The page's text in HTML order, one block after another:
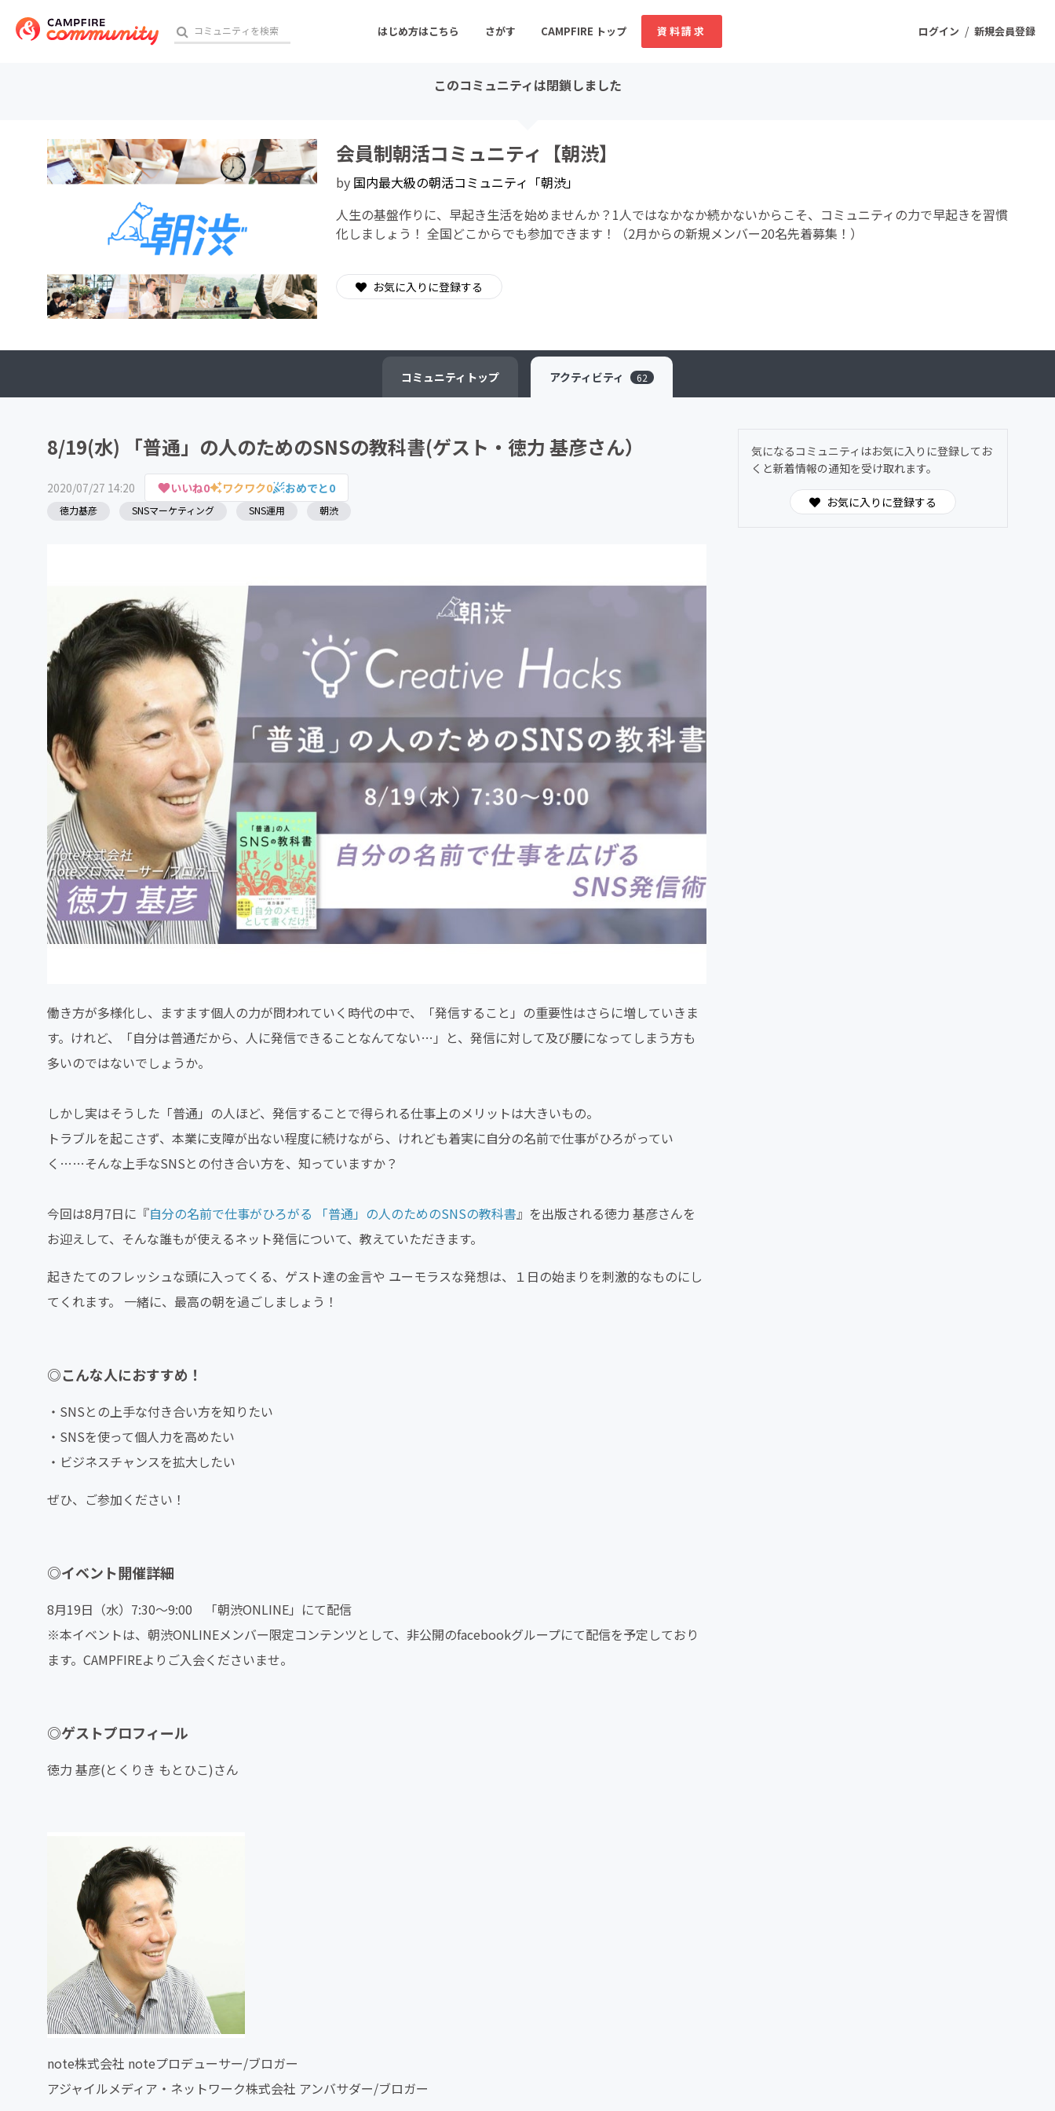
ログイン / 新規会員登録
はじめ方はこちら さがす CAMPFIRE トップ 資料請求
おすすめのコミュニティ
音楽
テクノロジー・ガジェット
ゲーム・サービス開発 フード・飲食店
ファッション
映像・映画
ビジネス・起業
ソーシャルグッド
チャレンジ
CAMPFIRE for Social Good CAMPFIRE Creation
このコミュニティは閉鎖しました
会員制朝活コミュニティ【朝渋】
by 国内最大級の朝活コミュニティ「朝渋」
人生の基盤作りに、早起き生活を始めませんか？1人ではなかなか続かないからこそ、コミュニティの力で早起きを習慣
化しましょう！ 全国どこからでも参加できます！（2月からの新規メンバー20名先着募集！）
お気に入りに登録する
コミュニティ トップ アクティビティ 62
8/19(水) 「普通」の人のためのSNSの教科書(ゲスト・徳力 基彦さん）
2020/07/27 14:20 いいね0 ワクワク0 おめでと0
徳力基彦 SNSマーケティング SNS運用 朝渋
働き方が多様化し、ますます個人の力が問われていく時代の中で、「発信すること」の重要性はさらに増していきま
す。けれど、「自分は普通だから、人に発信できることなんてない…」と、発信に対して及び腰になってしまう方も
多いのではないでしょうか。
しかし実はそうした「普通」の人ほど、発信することで得られる仕事上のメリットは大きいもの。
トラブルを起こさず、本業に支障が出ない程度に続けながら、けれども着実に自分の名前で仕事がひろがってい
く……そんな上手なSNSとの付き合い方を、知っていますか？
今回は8月7日に『自分の名前で仕事がひろがる 「普通」の人のためのSNSの教科書』を出版される徳力 基彦さんを
お迎えして、そんな誰もが使えるネット発信について、教えていただきます。
起きたてのフレッシュな頭に入ってくる、ゲスト達の金言や ユーモラスな発想は、１日の始まりを刺激的なものにし
てくれます。 一緒に、最高の朝を過ごしましょう！
◎こんな人におすすめ！
・SNSとの上手な付き合い方を知りたい
・SNSを使って個人力を高めたい
・ビジネスチャンスを拡大したい
ぜひ、ご参加ください！
◎イベント開催詳細
8月19日（水）7:30〜9:00 「朝渋ONLINE」にて配信
※本イベントは、朝渋ONLINEメンバー限定コンテンツとして、非公開のfacebookグループにて配信を予定しており
ます。CAMPFIREよりご入会くださいませ。
◎ゲストプロフィール
徳力 基彦(とくりき もとひこ)さん
note株式会社 noteプロデューサー/ブロガー
アジャイルメディア・ネットワーク株式会社 アンバサダー/ブロガー
気になるコミュニティはお気に入りに登録してお
くと新着情報の通知を受け取れます。
お気に入りに登録する